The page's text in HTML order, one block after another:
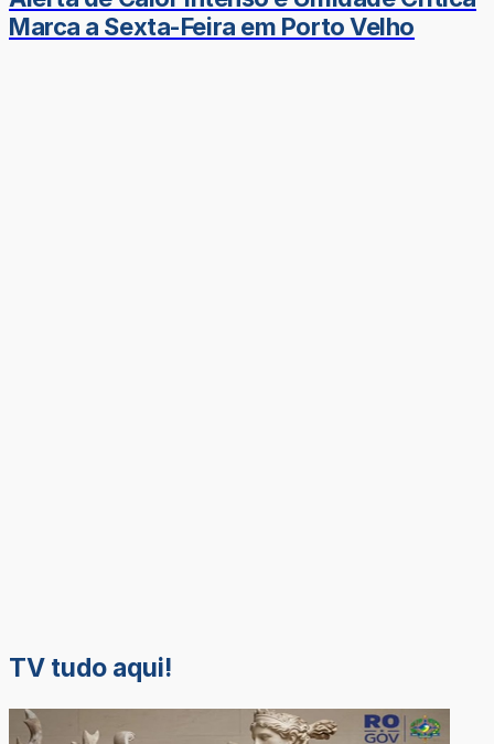
Marca a Sexta-Feira em Porto Velho
TV tudo aqui!